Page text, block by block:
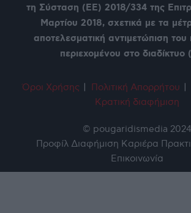
τη Σύσταση (ΕΕ) 2018/334 της
Μαρτίου 2018, σχετικά με τα
αποτελεσματική αντιμετώπιση
περιεχομένου στο διαδίκτυο
Όροι Χρήσης Πολιτική Απορρήτου
Κρατική διαφήμιση
© pougaridismedia 2024
Προφίλ Διαφήμιση Καριέρα
Επικοινωνία